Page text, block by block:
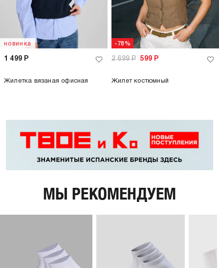
новинка
1 499 Р
Жилетка вязаная офисная
-78%
2 699Р 599 Р
Жилет костюмный
МЫ РЕКОМЕНДУЕМ